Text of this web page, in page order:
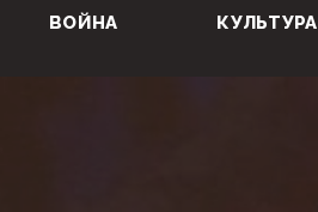
ВОЙНА КУЛЬТУРА